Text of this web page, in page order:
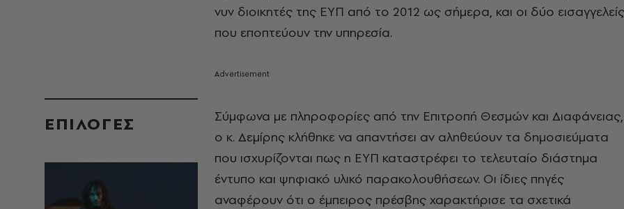
EΠΙΛΟΓΈΣ
νυν διοικητές της ΕΥΠ από το 2012 ως σήμερα, και οι δύο εισαγγελείς
που εποπτεύουν την υπηρεσία.
Σύμφωνα με πληροφορίες από την Επιτροπή Θεσμών και Διαφάνειας,
ο κ. Δεμίρης κλήθηκε να απαντήσει αν αληθεύουν τα δημοσιεύματα
που ισχυρίζονται πως η ΕΥΠ καταστρέφει το τελευταίο διάστημα
έντυπο και ψηφιακό υλικό παρακολουθήσεων. Οι ίδιες πηγές
αναφέρουν ότι ο έμπειρος πρέσβης χαρακτήρισε τα σχετικά